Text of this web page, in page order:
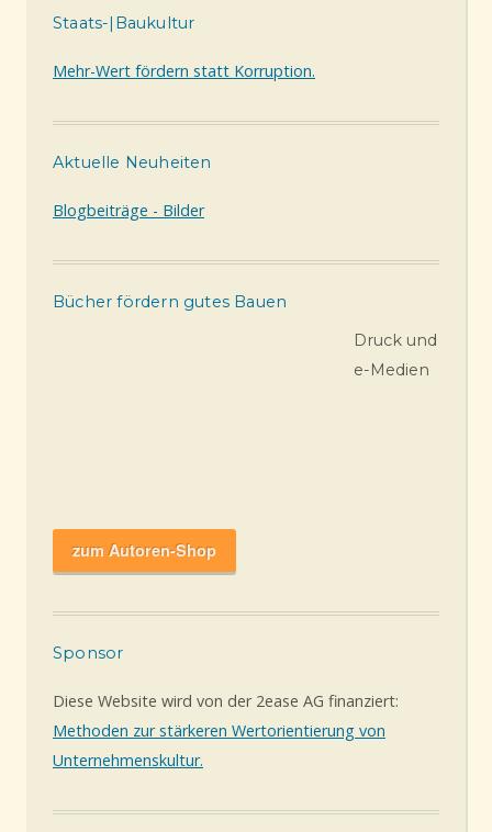
Staats-|Baukultur
Mehr-Wert fördern statt Korruption.
Aktuelle Neuheiten
Blogbeiträge - Bilder
Bücher fördern gutes Bauen
Druck und
e-Medien
zum Autoren-Shop
Sponsor
Diese Website wird von der 2ease AG finanziert:
Methoden zur stärkeren Wertorientierung von
Unternehmenskultur.